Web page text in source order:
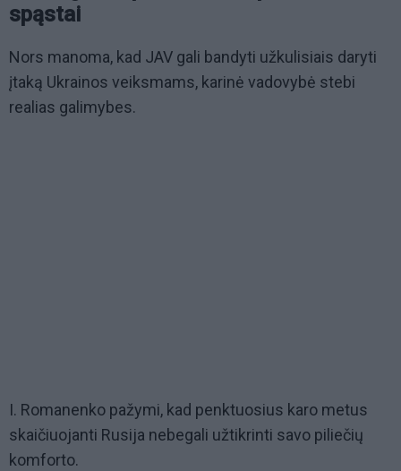
spąstai
Nors manoma, kad JAV gali bandyti užkulisiais daryti
įtaką Ukrainos veiksmams, karinė vadovybė stebi
realias galimybes.
I. Romanenko pažymi, kad penktuosius karo metus
skaičiuojanti Rusija nebegali užtikrinti savo piliečių
komforto.